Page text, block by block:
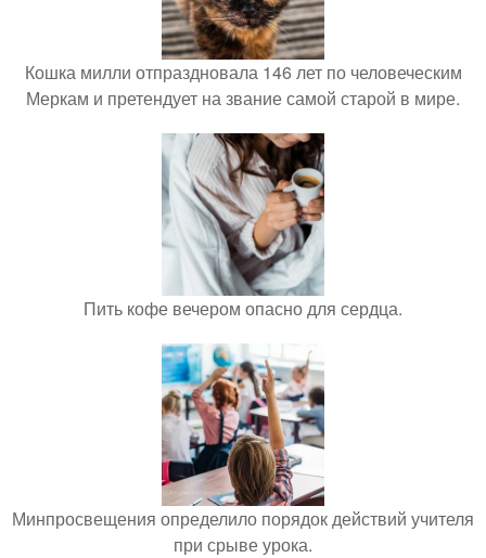
Кошка милли отпраздновала 146 лет по человеческим
Меркам и претендует на звание самой старой в мире.
Пить кофе вечером опасно для сердца.
Минпросвещения определило порядок действий учителя
при срыве урока.